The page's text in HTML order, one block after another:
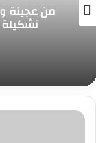
من عجينة
طريقة